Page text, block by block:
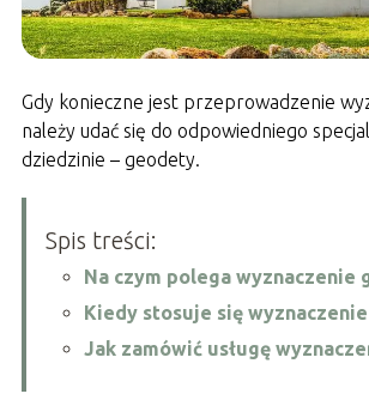
Gdy konieczne jest przeprowadzenie
należy udać się do odpowiedniego
dziedzinie – geodety.
Spis treści:
Na czym polega wyznaczenie
Kiedy stosuje się
Jak zamówić usługę